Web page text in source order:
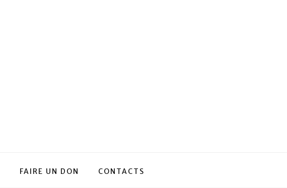
FAIRE UN DON CONTACTS